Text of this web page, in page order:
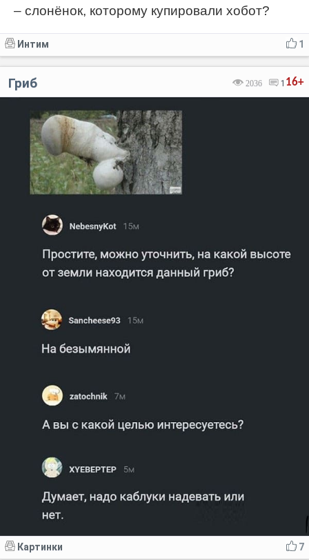
– слонёнок, которому купировали хобот?
1
Интим
16+
2036 1
Гриб
7
Картинки